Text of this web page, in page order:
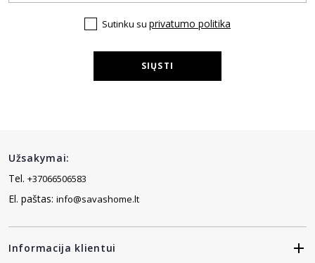
Sutinku su privatumo politika
SIŲSTI
Užsakymai:
Tel. +37066506583
El. paštas: info@savashome.lt
Informacija klientui